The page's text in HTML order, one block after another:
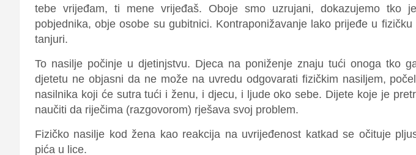
tebe vrijeđam, ti mene vrijeđaš. Oboje smo uzrujani, dokazujemo tko
pobjednika, obje osobe su gubitnici. Kontraponižavanje lako prijeđe u
tanjuri.
To nasilje počinje u djetinjstvu. Djeca na poniženje znaju tući onoga tko
djetetu ne objasni da ne može na uvredu odgovarati fizičkim nasiljem,
nasilnika koji će sutra tući i ženu, i djecu, i ljude oko sebe. Dijete koje je
naučiti da riječima (razgovorom) rješava svoj problem.
Fizičko nasilje kod žena kao reakcija na uvrijeđenost katkad se očituje
pića u lice.